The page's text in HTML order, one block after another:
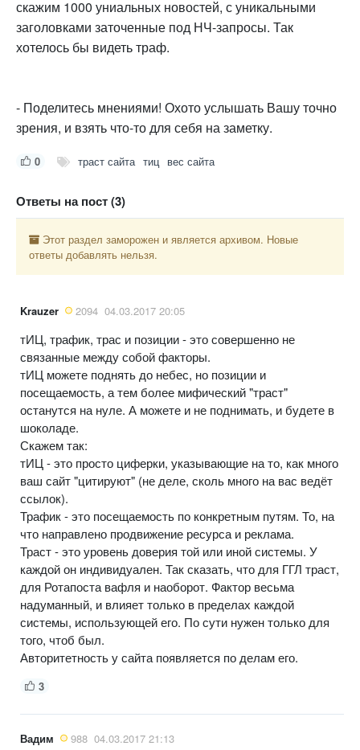
скажим 1000 униальных новостей, с уникальными
заголовками заточенные под НЧ-запросы. Так
хотелось бы видеть траф.
- Поделитесь мнениями! Охото услышать Вашу точно
зрения, и взять что-то для себя на заметку.
0 траст сайта тиц вес сайта
Ответы на пост (3)
Этот раздел заморожен и является архивом. Новые
ответы добавлять нельзя.
Krauzer 2094 04.03.2017 20:05
тИЦ, трафик, трас и позиции - это совершенно не
связанные между собой факторы.
тИЦ можете поднять до небес, но позиции и
посещаемость, а тем более мифический "траст"
останутся на нуле. А можете и не поднимать, и будете в
шоколаде.
Скажем так:
тИЦ - это просто циферки, указывающие на то, как много
ваш сайт "цитируют" (не деле, сколь много на вас ведёт
ссылок).
Трафик - это посещаемость по конкретным путям. То, на
что направлено продвижение ресурса и реклама.
Траст - это уровень доверия той или иной системы. У
каждой он индивидуален. Так сказать, что для ГГЛ траст,
для Ротапоста вафля и наоборот. Фактор весьма
надуманный, и влияет только в пределах каждой
системы, использующей его. По сути нужен только для
того, чтоб был.
Авторитетность у сайта появляется по делам его.
3
Вадим 988 04.03.2017 21:13